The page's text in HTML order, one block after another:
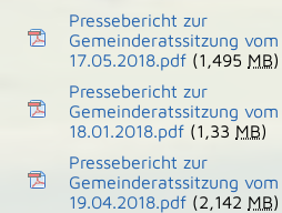
Pressebericht zur
Gemeinderatssitzung vom
17.05.2018.pdf (1,495 MB)
Pressebericht zur
Gemeinderatssitzung vom
18.01.2018.pdf (1,33 MB)
Pressebericht zur
Gemeinderatssitzung vom
19.04.2018.pdf (2,142 MB)